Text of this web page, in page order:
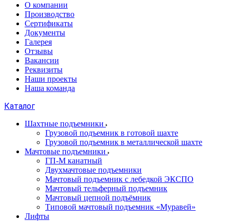
О компании
Производство
Сертификаты
Документы
Галерея
Отзывы
Вакансии
Реквизиты
Наши проекты
Наша команда
Каталог
Шахтные подъемники
Грузовой подъемник в готовой шахте
Грузовой подъемник в металлической шахте
Мачтовые подъемники
ГП-М канатный
Двухмачтовые подъемники
Мачтовый подъемник с лебедкой ЭКСПО
Мачтовый тельферный подъемник
Мачтовый цепной подъёмник
Типовой мачтовый подъемник «Муравей»
Лифты